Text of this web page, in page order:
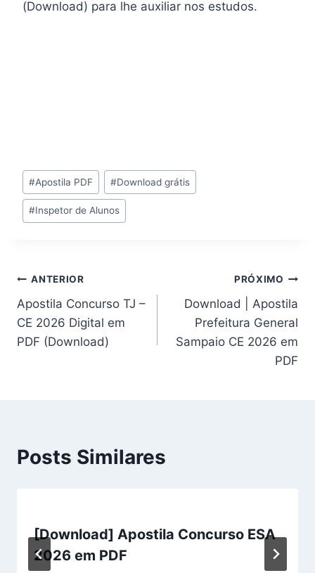
(Download) para lhe auxiliar nos estudos.
Tags
do
Post:
#Apostila PDF #Download grátis
#Inspetor de Alunos
Navegação
de
Post
ANTERIOR
Apostila Concurso TJ –
CE 2026 Digital em
PDF (Download)
PRÓXIMO
Download | Apostila
Prefeitura General
Sampaio CE 2026 em
PDF
Posts Similares
[Download] Apostila Concurso ESA
2026 em PDF